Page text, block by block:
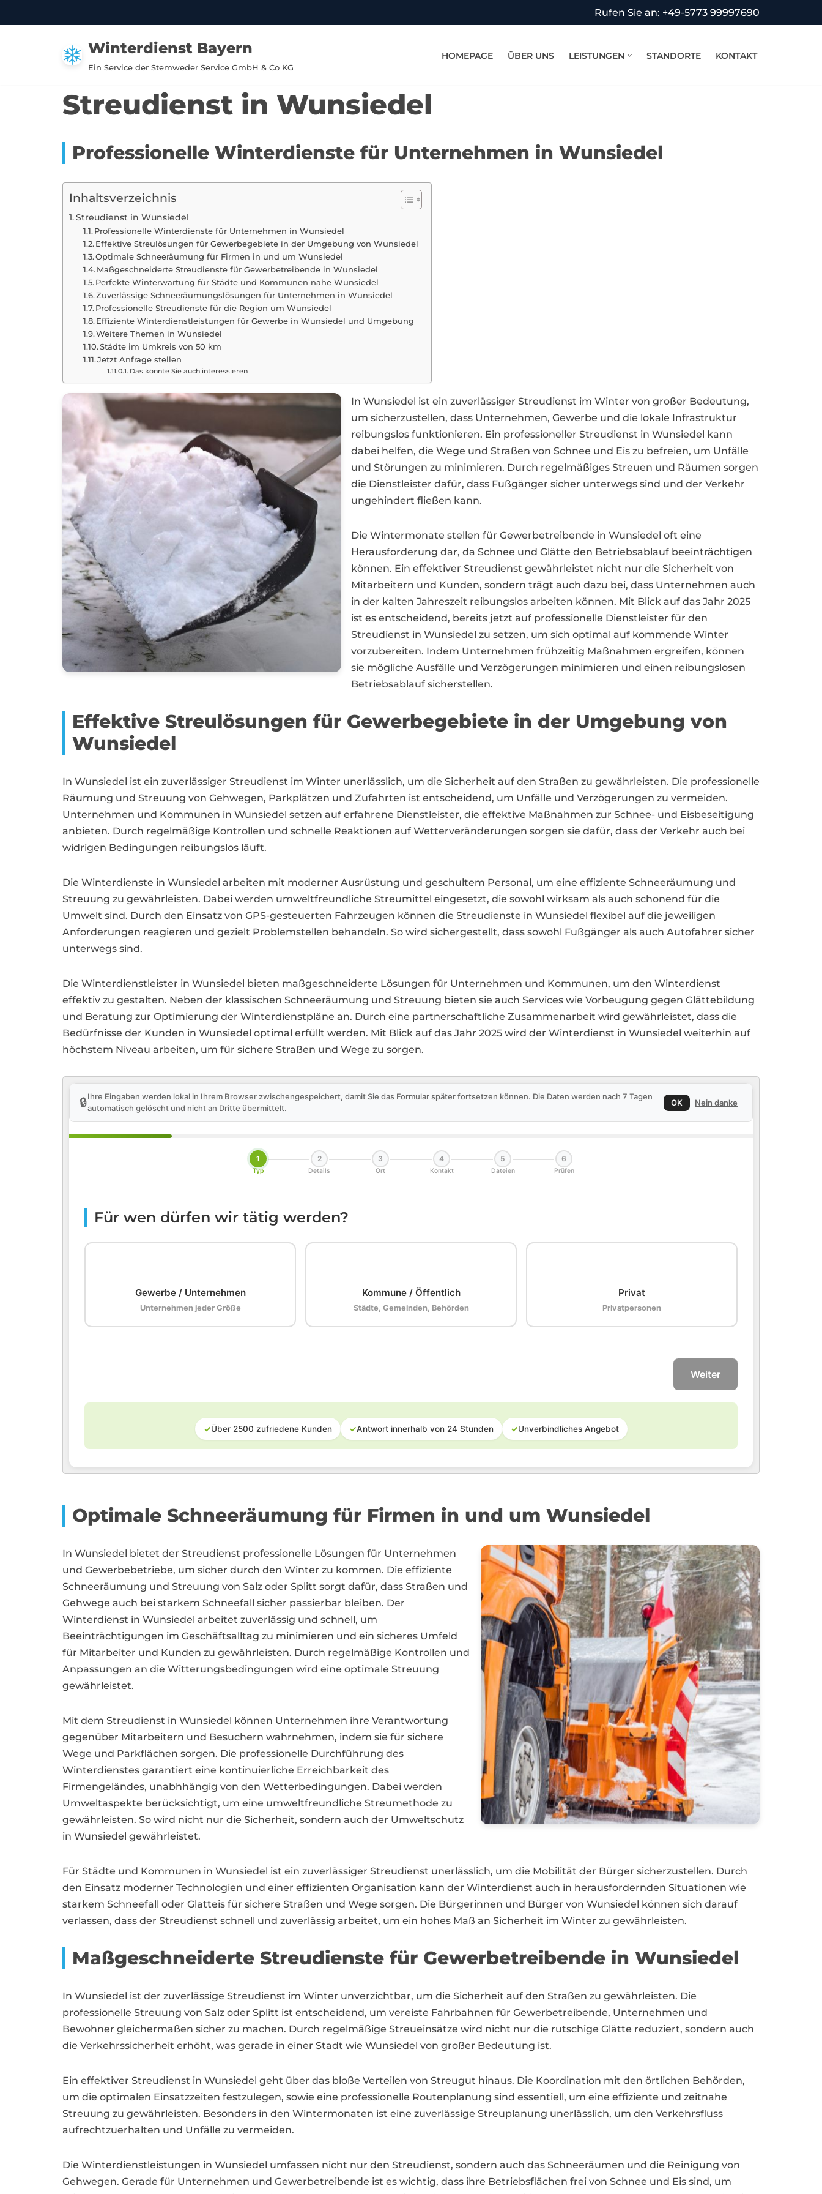
Rufen Sie an: +49-5773 99997690
Winterdienst Bayern
Ein Service der Stemweder Service GmbH & Co KG
HOMEPAGE ÜBER UNS LEISTUNGEN STANDORTE KONTAKT
Streudienst in Wunsiedel
Professionelle Winterdienste für Unternehmen in Wunsiedel
Inhaltsverzeichnis
Streudienst in Wunsiedel
Professionelle Winterdienste für Unternehmen in Wunsiedel
Effektive Streulösungen für Gewerbegebiete in der Umgebung von Wunsiedel
Optimale Schneeräumung für Firmen in und um Wunsiedel
Maßgeschneiderte Streudienste für Gewerbetreibende in Wunsiedel
Perfekte Winterwartung für Städte und Kommunen nahe Wunsiedel
Zuverlässige Schneeräumungslösungen für Unternehmen in Wunsiedel
Professionelle Streudienste für die Region um Wunsiedel
Effiziente Winterdienstleistungen für Gewerbe in Wunsiedel und Umgebung
Weitere Themen in Wunsiedel
Städte im Umkreis von 50 km
Jetzt Anfrage stellen
Das könnte Sie auch interessieren
In Wunsiedel ist ein zuverlässiger Streudienst im Winter von großer Bedeutung,
um sicherzustellen, dass Unternehmen, Gewerbe und die lokale Infrastruktur
reibungslos funktionieren. Ein professioneller Streudienst in Wunsiedel kann
dabei helfen, die Wege und Straßen von Schnee und Eis zu befreien, um Unfälle
und Störungen zu minimieren. Durch regelmäßiges Streuen und Räumen sorgen
die Dienstleister dafür, dass Fußgänger sicher unterwegs sind und der Verkehr
ungehindert fließen kann.
Die Wintermonate stellen für Gewerbetreibende in Wunsiedel oft eine
Herausforderung dar, da Schnee und Glätte den Betriebsablauf beeinträchtigen
können. Ein effektiver Streudienst gewährleistet nicht nur die Sicherheit von
Mitarbeitern und Kunden, sondern trägt auch dazu bei, dass Unternehmen auch
in der kalten Jahreszeit reibungslos arbeiten können. Mit Blick auf das Jahr 2025
ist es entscheidend, bereits jetzt auf professionelle Dienstleister für den
Streudienst in Wunsiedel zu setzen, um sich optimal auf kommende Winter
vorzubereiten. Indem Unternehmen frühzeitig Maßnahmen ergreifen, können
sie mögliche Ausfälle und Verzögerungen minimieren und einen reibungslosen
Betriebsablauf sicherstellen.
Effektive Streulösungen für Gewerbegebiete in der Umgebung von
Wunsiedel
In Wunsiedel ist ein zuverlässiger Streudienst im Winter unerlässlich, um die Sicherheit auf den Straßen zu gewährleisten. Die professionelle
Räumung und Streuung von Gehwegen, Parkplätzen und Zufahrten ist entscheidend, um Unfälle und Verzögerungen zu vermeiden.
Unternehmen und Kommunen in Wunsiedel setzen auf erfahrene Dienstleister, die effektive Maßnahmen zur Schnee- und Eisbeseitigung
anbieten. Durch regelmäßige Kontrollen und schnelle Reaktionen auf Wetterveränderungen sorgen sie dafür, dass der Verkehr auch bei
widrigen Bedingungen reibungslos läuft.
Die Winterdienste in Wunsiedel arbeiten mit moderner Ausrüstung und geschultem Personal, um eine effiziente Schneeräumung und
Streuung zu gewährleisten. Dabei werden umweltfreundliche Streumittel eingesetzt, die sowohl wirksam als auch schonend für die
Umwelt sind. Durch den Einsatz von GPS-gesteuerten Fahrzeugen können die Streudienste in Wunsiedel flexibel auf die jeweiligen
Anforderungen reagieren und gezielt Problemstellen behandeln. So wird sichergestellt, dass sowohl Fußgänger als auch Autofahrer sicher
unterwegs sind.
Die Winterdienstleister in Wunsiedel bieten maßgeschneiderte Lösungen für Unternehmen und Kommunen, um den Winterdienst
effektiv zu gestalten. Neben der klassischen Schneeräumung und Streuung bieten sie auch Services wie Vorbeugung gegen Glättebildung
und Beratung zur Optimierung der Winterdienstpläne an. Durch eine partnerschaftliche Zusammenarbeit wird gewährleistet, dass die
Bedürfnisse der Kunden in Wunsiedel optimal erfüllt werden. Mit Blick auf das Jahr 2025 wird der Winterdienst in Wunsiedel weiterhin auf
höchstem Niveau arbeiten, um für sichere Straßen und Wege zu sorgen.
🔒Ihre Eingaben werden lokal in Ihrem Browser zwischengespeichert, damit Sie das Formular später fortsetzen können. Die Daten werden nach 7 Tagen
automatisch gelöscht und nicht an Dritte übermittelt.
OK Nein danke
1
Typ
2
Details
3
Ort
4
Kontakt
5
Dateien
6
Prüfen
Für wen dürfen wir tätig werden?
Gewerbe / Unternehmen
Unternehmen jeder Größe
Kommune / Öffentlich
Städte, Gemeinden, Behörden
Privat
Privatpersonen
Weiter
✓Über 2500 zufriedene Kunden ✓Antwort innerhalb von 24 Stunden ✓Unverbindliches Angebot
Optimale Schneeräumung für Firmen in und um Wunsiedel
In Wunsiedel bietet der Streudienst professionelle Lösungen für Unternehmen
und Gewerbebetriebe, um sicher durch den Winter zu kommen. Die effiziente
Schneeräumung und Streuung von Salz oder Splitt sorgt dafür, dass Straßen und
Gehwege auch bei starkem Schneefall sicher passierbar bleiben. Der
Winterdienst in Wunsiedel arbeitet zuverlässig und schnell, um
Beeinträchtigungen im Geschäftsalltag zu minimieren und ein sicheres Umfeld
für Mitarbeiter und Kunden zu gewährleisten. Durch regelmäßige Kontrollen und
Anpassungen an die Witterungsbedingungen wird eine optimale Streuung
gewährleistet.
Mit dem Streudienst in Wunsiedel können Unternehmen ihre Verantwortung
gegenüber Mitarbeitern und Besuchern wahrnehmen, indem sie für sichere
Wege und Parkflächen sorgen. Die professionelle Durchführung des
Winterdienstes garantiert eine kontinuierliche Erreichbarkeit des
Firmengeländes, unabhhängig von den Wetterbedingungen. Dabei werden
Umweltaspekte berücksichtigt, um eine umweltfreundliche Streumethode zu
gewährleisten. So wird nicht nur die Sicherheit, sondern auch der Umweltschutz
in Wunsiedel gewährleistet.
Für Städte und Kommunen in Wunsiedel ist ein zuverlässiger Streudienst unerlässlich, um die Mobilität der Bürger sicherzustellen. Durch
den Einsatz moderner Technologien und einer effizienten Organisation kann der Winterdienst auch in herausfordernden Situationen wie
starkem Schneefall oder Glatteis für sichere Straßen und Wege sorgen. Die Bürgerinnen und Bürger von Wunsiedel können sich darauf
verlassen, dass der Streudienst schnell und zuverlässig arbeitet, um ein hohes Maß an Sicherheit im Winter zu gewährleisten.
Maßgeschneiderte Streudienste für Gewerbetreibende in Wunsiedel
In Wunsiedel ist der zuverlässige Streudienst im Winter unverzichtbar, um die Sicherheit auf den Straßen zu gewährleisten. Die
professionelle Streuung von Salz oder Splitt ist entscheidend, um vereiste Fahrbahnen für Gewerbetreibende, Unternehmen und
Bewohner gleichermaßen sicher zu machen. Durch regelmäßige Streueinsätze wird nicht nur die rutschige Glätte reduziert, sondern auch
die Verkehrssicherheit erhöht, was gerade in einer Stadt wie Wunsiedel von großer Bedeutung ist.
Ein effektiver Streudienst in Wunsiedel geht über das bloße Verteilen von Streugut hinaus. Die Koordination mit den örtlichen Behörden,
um die optimalen Einsatzzeiten festzulegen, sowie eine professionelle Routenplanung sind essentiell, um eine effiziente und zeitnahe
Streuung zu gewährleisten. Besonders in den Wintermonaten ist eine zuverlässige Streuplanung unerlässlich, um den Verkehrsfluss
aufrechtzuerhalten und Unfälle zu vermeiden.
Die Winterdienstleistungen in Wunsiedel umfassen nicht nur den Streudienst, sondern auch das Schneeräumen und die Reinigung von
Gehwegen. Gerade für Unternehmen und Gewerbetreibende ist es wichtig, dass ihre Betriebsflächen frei von Schnee und Eis sind, um